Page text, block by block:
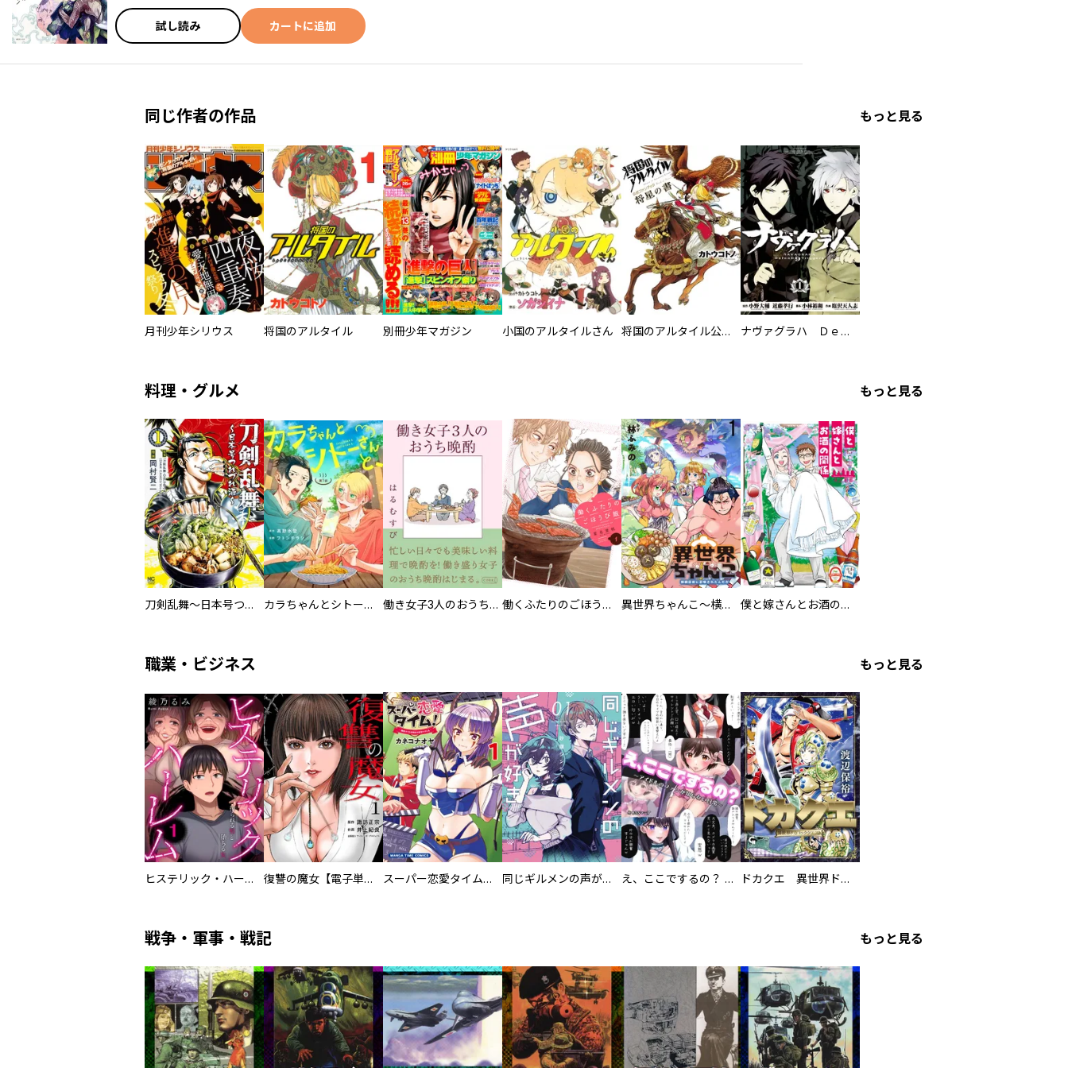
試し読み カートに追加
同じ作者の作品 もっと見る
月刊少年シリウス 将国のアルタイル 別冊少年マガジン 小国のアルタイルさん 将国のアルタイル公式ファンブック 将星の書 ナヴァグラハ ＤｅｆｅｎＤ ９ Ｔｒｉｇｇｅｒｓ
料理・グルメ もっと見る
刀剣乱舞～日本号つれづれ酒～ カラちゃんとシトーさんと、 【分冊版】 働き女子3人のおうち晩酌 働くふたりのごほうび飯 異世界ちゃんこ～横綱目前に召喚されたんだが～ 【連載版】 僕と嫁さんとお酒の関係
職業・ビジネス もっと見る
ヒステリック・ハーレム～搾られる男と堕ちる女～【電子単行本版】 復讐の魔女【電子単行本版】 スーパー恋愛タイム！～現場でドＳな彼女は自宅でデレる～ 同じギルメンの声が好き え、ここでするの？ アイドルのファンが知らない日常 ドカクエ 異世界ドカコッククエスト
戦争・軍事・戦記 もっと見る